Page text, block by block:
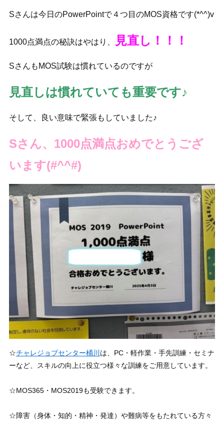
Sさんは今日のPowerPointで４つ目のMOS資格です(*^^)v
1000点満点の秘訣はやはり、 見直し！！！
SさんもMOS試験は慣れているのですが
見直しは慣れていても重要です♪
そして、良い意味で緊張もしていました♪
Sさん、1000点満点おめでとうござ
います(#^^#)
☆チャレジョブセンター桶川 は、PC・軽作業・手先訓練・セミナ
ーなど、スキルの向上に役立つ様々な訓練をご用意しています。
☆MOS365・MOS2019も受験できます。
☆障害（身体・知的・精神・発達）や難病等をもたれている方々